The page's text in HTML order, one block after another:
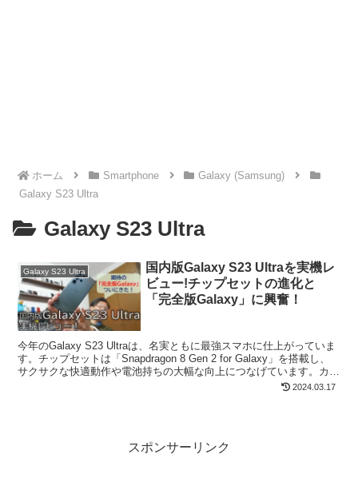
ホーム Smartphone
Galaxy (Samsung)
Galaxy S23 Ultra
Galaxy S23 Ultra
Galaxy S23 Ultra
国内版Galaxy S23 Ultraを実機レ
ビュー!チップセットの進化と
「完全版Galaxy」に興奮！
今年のGalaxy S23 Ultraは、名実ともに最強スマホに仕上がっていま
す。チップセットは「Snapdragon 8 Gen 2 for Galaxy」を搭載し、
サクサクな快適動作や電池持ちの大幅な向上につなげています。カメ
2024.03.17
スポンサーリンク